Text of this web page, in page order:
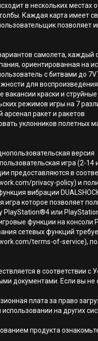
в нескольких местах
Каждая карта имеет
позволяет
самолета, каждый
ориентированная на
с битвами до
для
вакансии краски и струйные
режимов игры на 7
арсенал ракет и ракетов
уклонников полетных
версия
игра (2-
предоставляются в
privacy-policy) и
вибрации
игра которое позволяет
PlayStation®4 или
функции на консоли
сетевых функций
terms-of-service),
в соответствии
документами. Если вы
плата за право
на других
продукта